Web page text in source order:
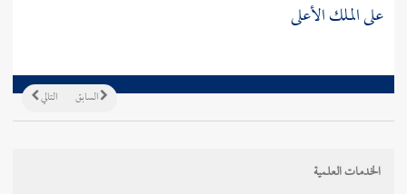
على الملك الأعلى
التالي السابق
الخدمات العلمية